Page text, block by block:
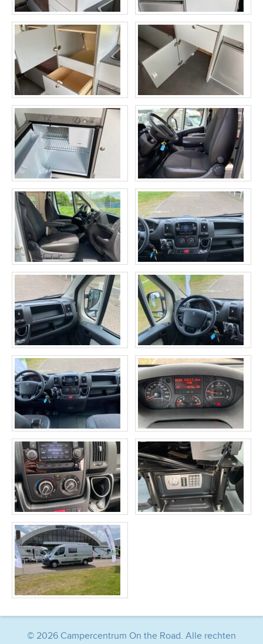
© 2026 Campercentrum On the Road. Alle rechten